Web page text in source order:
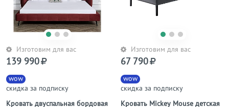
Изготовим для вас
Кровать двуспальная бордовая
wow
скидка за подписку
139 990
Изготовим для вас
Кровать Mickey Mouse детская
wow
скидка за подписку
67 790